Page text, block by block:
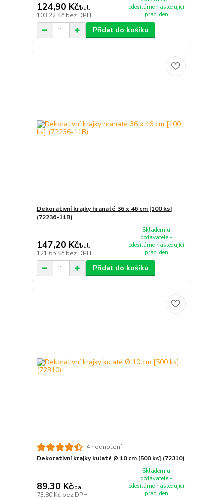
124,90 Kč/bal.
103,22 Kč bez DPH
odesíláme následující
prac. den
Přidat do košíku
Dekorativní krajky hranaté 36 x 46 cm [100 ks]
(72236-11B)
147,20 Kč/bal.
121,65 Kč bez DPH
Skladem u
dodavatele -
odesíláme následující
prac. den
Přidat do košíku
4 hodnocení
Dekorativní krajky kulaté Ø 10 cm [500 ks] (72310)
89,30 Kč/bal.
73,80 Kč bez DPH
Skladem u
dodavatele -
odesíláme následující
prac. den